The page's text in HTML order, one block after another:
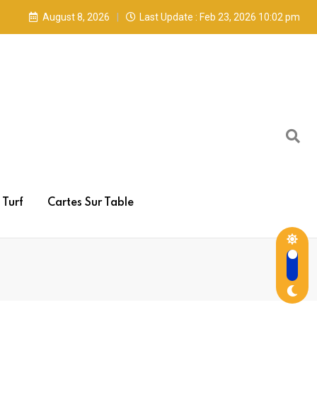
August 8, 2026 Last Update : Feb 23, 2026 10:02 pm
Turf Cartes Sur Table